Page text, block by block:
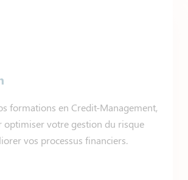
formations en Credit-Management,
optimiser votre gestion du risque
vos processus financiers.